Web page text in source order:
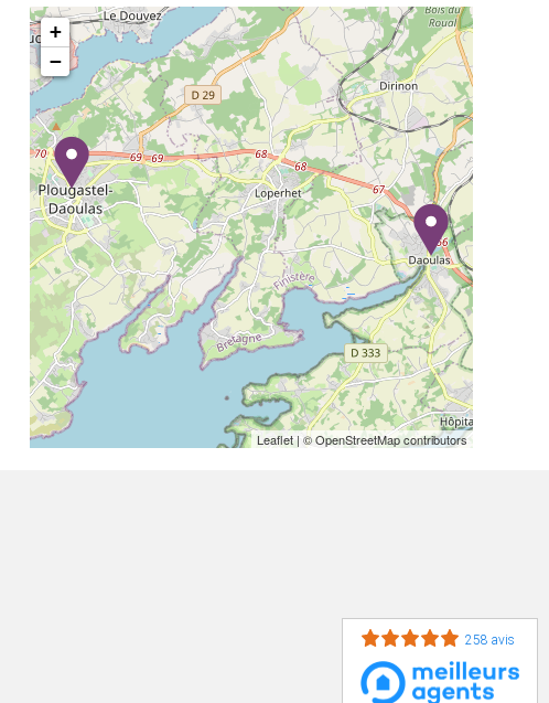
+
−
Leaflet| © OpenStreetMap contributors
258 avis